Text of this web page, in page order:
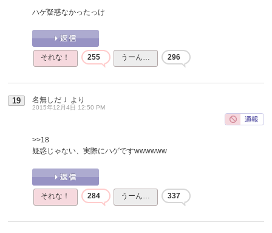
ハゲ疑惑なかったっけ
それな！ 255 うーん… 296
19 名無しだＪ より
2015年12月4日 12:50 PM
>>18
疑惑じゃない、実際にハゲですwwwwww
それな！ 284 うーん… 337